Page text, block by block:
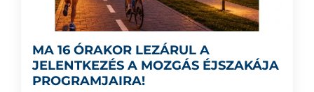
MA 16 ÓRAKOR LEZÁRUL A
JELENTKEZÉS A MOZGÁS ÉJSZAKÁJA
PROGRAMJAIRA!